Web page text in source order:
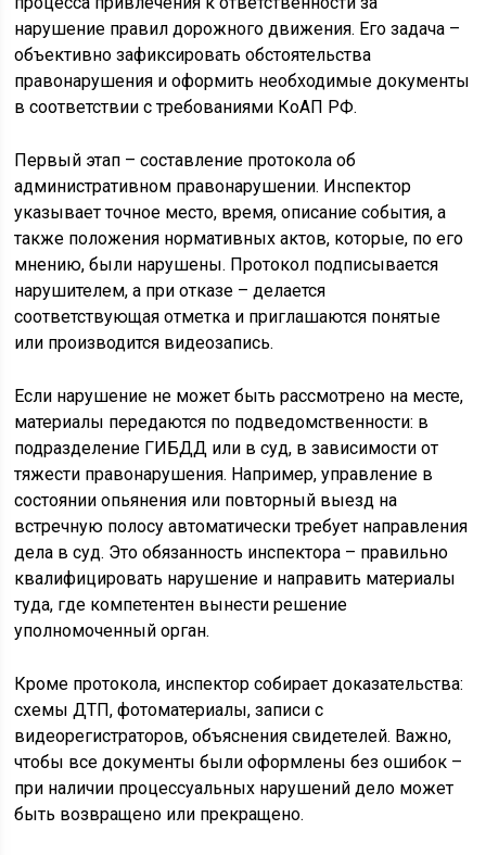
нарушение правил дорожного движения. Его задача –
объективно зафиксировать обстоятельства
правонарушения и оформить необходимые документы
в соответствии с требованиями КоАП РФ.
Первый этап – составление протокола об
административном правонарушении. Инспектор
указывает точное место, время, описание события, а
также положения нормативных актов, которые, по его
мнению, были нарушены. Протокол подписывается
нарушителем, а при отказе – делается
соответствующая отметка и приглашаются понятые
или производится видеозапись.
Если нарушение не может быть рассмотрено на месте,
материалы передаются по подведомственности: в
подразделение ГИБДД или в суд, в зависимости от
тяжести правонарушения. Например, управление в
состоянии опьянения или повторный выезд на
встречную полосу автоматически требует направления
дела в суд. Это обязанность инспектора – правильно
квалифицировать нарушение и направить материалы
туда, где компетентен вынести решение
уполномоченный орган.
Кроме протокола, инспектор собирает доказательства:
схемы ДТП, фотоматериалы, записи с
видеорегистраторов, объяснения свидетелей. Важно,
чтобы все документы были оформлены без ошибок –
при наличии процессуальных нарушений дело может
быть возвращено или прекращено.